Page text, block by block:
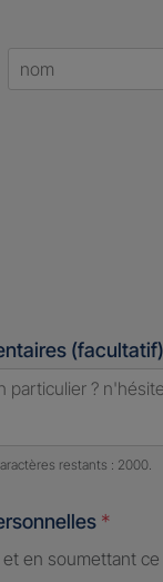
(facultatif)
restants :
restants : 2000.
*
en soumettant